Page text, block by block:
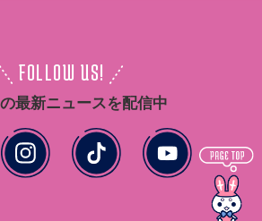
FOLLOW US!
最新ニュースを配信中